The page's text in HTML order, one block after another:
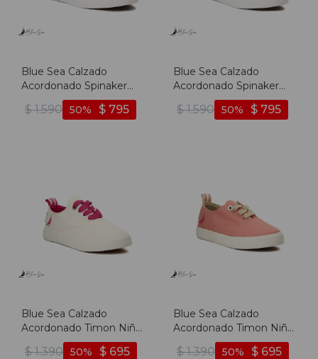
Blue Sea Calzado
Acordonado Spinaker
Hombre - Marino -
Marino
$ 1.590 $ 795
50
Blue Sea Calzado
Acordonado Spinaker
Hombre - Negro -
Negro
$ 1.590 $ 795
50
Blue Sea Calzado
Acordonado Timon Niña
- Blanco - Blanco
$ 1.390 $ 695
50
Blue Sea Calzado
Acordonado Timon Niña
- Coral - Coral
$ 1.390 $ 695
50